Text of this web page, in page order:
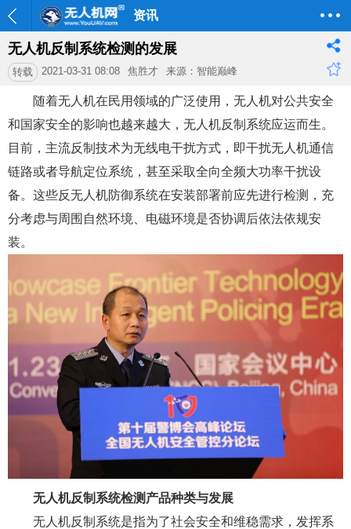
资讯
无人机反制系统检测的发展
转载 2021-03-31 08:08 焦胜才 来源：智能巅峰
随着无人机在民用领域的广泛使用，无人机对公共安全
和国家安全的影响也越来越大，无人机反制系统应运而生。
目前，主流反制技术为无线电干扰方式，即干扰无人机通信
链路或者导航定位系统，甚至采取全向全频大功率干扰设
备。这些反无人机防御系统在安装部署前应先进行检测，充
分考虑与周围自然环境、电磁环境是否协调后依法依规安
装。
无人机反制系统检测产品种类与发展
无人机反制系统是指为了社会安全和维稳需求，发挥系